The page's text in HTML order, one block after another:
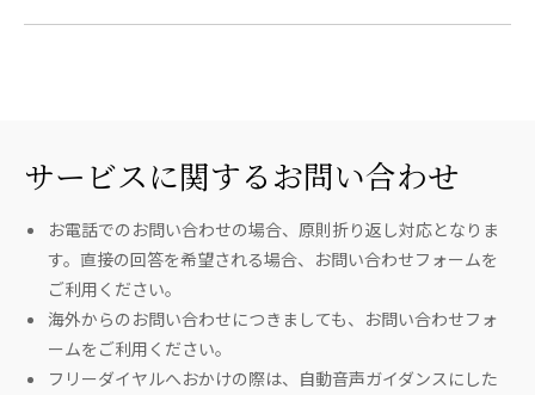
サービスに関するお問い合わせ
お電話でのお問い合わせの場合、原則折り返し対応となりま
す。直接の回答を希望される場合、お問い合わせフォームを
ご利用ください。
海外からのお問い合わせにつきましても、お問い合わせフォ
ームをご利用ください。
フリーダイヤルへおかけの際は、自動音声ガイダンスにした